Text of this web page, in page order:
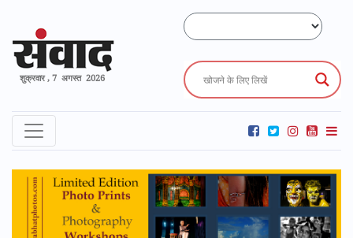
शुक्रवार , 7 अगस्त 2026